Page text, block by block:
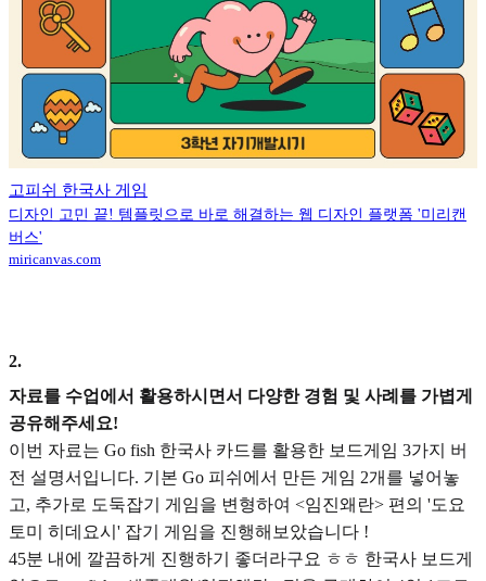
고피쉬 한국사 게임
디자인 고민 끝! 템플릿으로 바로 해결하는 웹 디자인 플랫폼 '미리캔
버스'
miricanvas.com
2.
자료를 수업에서 활용하시면서 다양한 경험 및 사례를 가볍게
공유해주세요!
이번 자료는 Go fish 한국사 카드를 활용한 보드게임 3가지 버
전 설명서입니다. 기본 Go 피쉬에서 만든 게임 2개를 넣어놓
고, 추가로 도둑잡기 게임을 변형하여 <임진왜란> 편의 '도요
토미 히데요시' 잡기 게임을 진행해보았습니다 !
45분 내에 깔끔하게 진행하기 좋더라구요 ㅎㅎ 한국사 보드게